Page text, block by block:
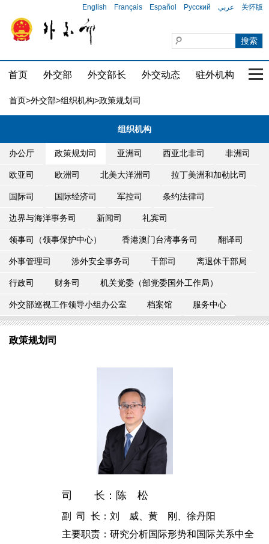
English Français Español Русский عربي 关怀版
首页 外交部 外交部长 外交动态 驻外机构 国
首页>外交部>组织机构>政策规划司
组织机构
办公厅 政策规划司 亚洲司 西亚北非司 非洲司
欧亚司 欧洲司 北美大洋洲司 拉丁美洲和加勒比司
国际司 国际经济司 军控司 条约法律司
边界与海洋事务司 新闻司 礼宾司
领事司（领事保护中心） 香港澳门台湾事务司 翻译司
外事管理司 涉外安全事务司 干部司 离退休干部局
行政司 财务司 机关党委（部党委国外工作局）
外交部巡视工作领导小组办公室 档案馆 服务中心
政策规划司
司 长：陈 松
副 司 长：刘 威、黄 刚、徐丹阳
主要职责：研究分析国际形势和国际关系中全